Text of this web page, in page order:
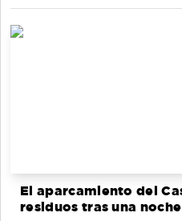
El aparcamiento del
residuos tras una